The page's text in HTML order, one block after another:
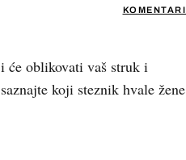
KOMENTARI
će oblikovati vaš struk i
koji steznik hvale žene